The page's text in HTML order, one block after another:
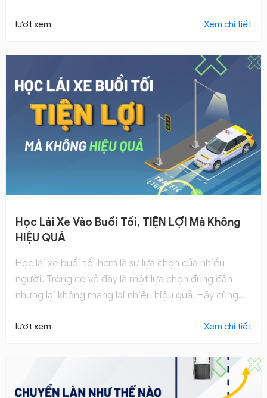
lượt xem Xem chi tiết
Học Lái Xe Vào Buổi Tối, TIỆN LỢI Mà Không
HIỆU QUẢ
Học lái xe buổi tối hcm là sự lựa chọn của nhiều
người. Trông có vẻ đây là một lựa chọn đúng đắn
nhưng lại không mang lại nhiều hiệu quả. Hãy cùng
lượt xem Xem chi tiết